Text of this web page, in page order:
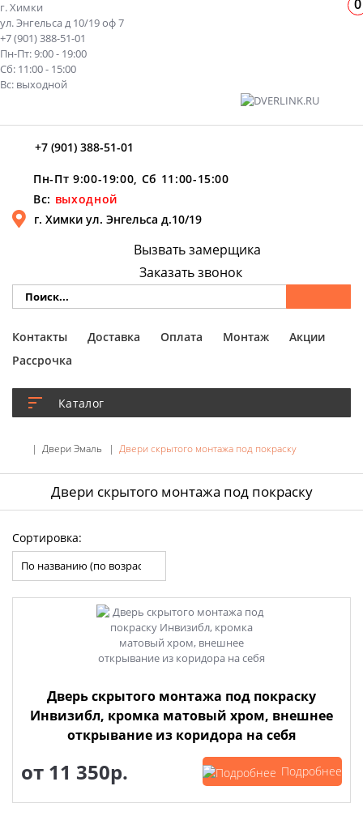
г. Химки
ул. Энгельса д 10/19 оф 7
+7 (901) 388-51-01
Пн-Пт: 9:00 - 19:00
Сб: 11:00 - 15:00
Вс: выходной
+7 (901) 388-51-01
Пн-Пт 9:00-19:00, Сб 11:00-15:00
Вс: выходной
г. Химки ул. Энгельса д.10/19
Каталог
Вызвать замерщика
Заказать звонок
Контакты Доставка Оплата Монтаж
Акции
Рассрочка
Двери Эмаль Двери скрытого монтажа под покраску
Двери скрытого монтажа под покраску
Сортировка:
Дверь скрытого монтажа под покраску
Инвизибл, кромка матовый хром, внешнее
открывание из коридора на себя
от 11 350р. Подробнее
0